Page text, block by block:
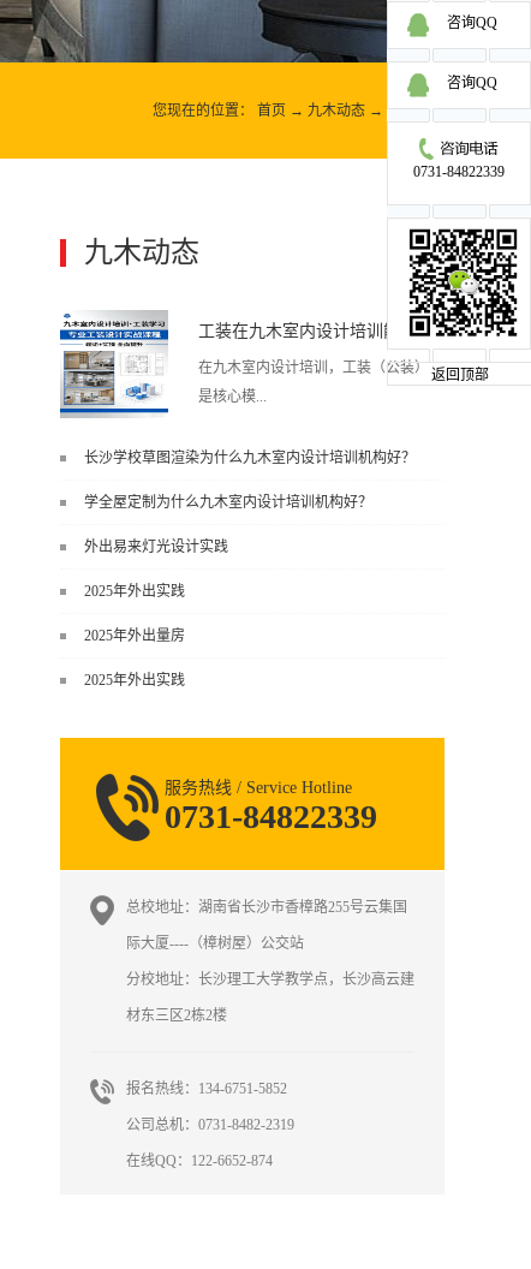
您现在的位置： 首页 → 九木动态 → 九木动态
九木动态 更多>>
工装在九木室内设计培训能学到东西吗?
在九木室内设计培训，工装（公装）
是核心模...
直接用于工作的东西，不是泛泛而
谈，而是从规范、软件、材料、施工
烟、照明、材料耐脏耐磨• 办公空间：
水...
长沙学校草图渲染为什么九木室内设计培训机构好？
学全屋定制为什么九木室内设计培训机构好？
外出易来灯光设计实践
2025年外出实践
2025年外出量房
2025年外出实践
服务热线 / Service Hotline
0731-84822339
总校地址：湖南省长沙市香樟路255号云集国
际大厦----（樟树屋）公交站
分校地址：长沙理工大学教学点，长沙高云建
材东三区2栋2楼
报名热线：134-6751-5852
公司总机：0731-8482-2319
在线QQ：122-6652-874
咨询QQ
咨询QQ
0731-84822339
返回顶部